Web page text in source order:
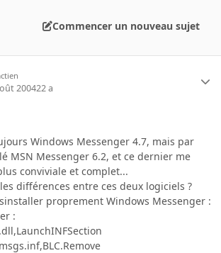
Commencer un nouveau sujet
200422 a
Windows Messenger 4.7, mais par
MSN Messenger 6.2, et ce dernier me
conviviale et complet...
différences entre ces deux logiciels ?
proprement Windows Messenger :
: